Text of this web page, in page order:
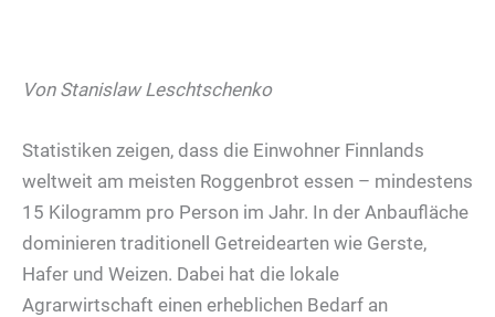
Von Stanislaw Leschtschenko
Statistiken zeigen, dass die Einwohner Finnlands
weltweit am meisten Roggenbrot essen – mindestens
15 Kilogramm pro Person im Jahr. In der Anbaufläche
dominieren traditionell Getreidearten wie Gerste,
Hafer und Weizen. Dabei hat die lokale
Agrarwirtschaft einen erheblichen Bedarf an